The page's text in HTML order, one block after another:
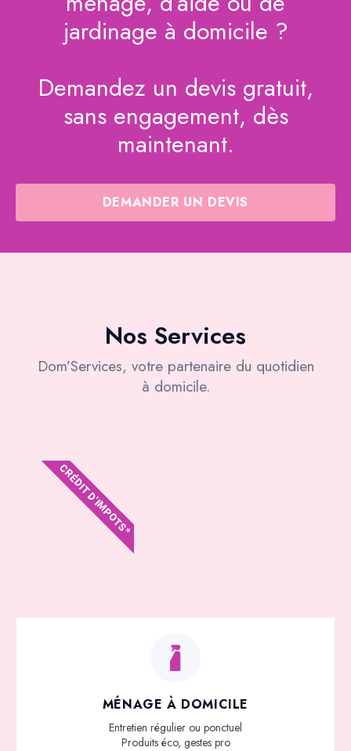
jardinage à domicile ?
Demandez un devis gratuit,
sans engagement, dès
maintenant.
DEMANDER UN DEVIS
Nos Services
Dom’Services, votre partenaire du quotidien
à domicile.
MÉNAGE À DOMICILE
Entretien régulier ou ponctuel
Produits éco, gestes pro
CRÉDIT D'IMPOTS*